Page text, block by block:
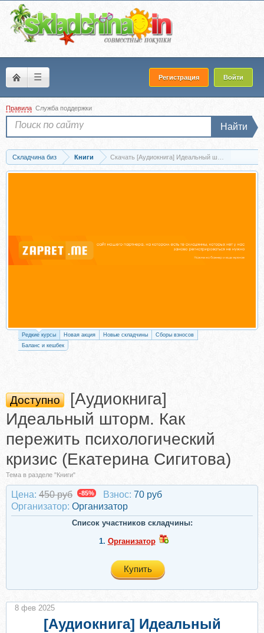
☰ Регистрация Войти
Правила Служба поддержки
Найти
Складчина биз Книги Скачать [Аудиокнига] Идеальный шторм. Как
Редкие курсы Новая акция Новые складчины
Сборы взносов
Баланс и кешбек
Доступно
[Аудиокнига]
Идеальный шторм. Как
пережить психологический
кризис (Екатерина Сигитова)
Тема в разделе "Книги"
Цена: 450 руб -85% Взнос: 70 руб
Организатор: Организатор
Список участников складчины:
1. Организатор
Купить
[Аудиокнига] Идеальный
8 фев 2025